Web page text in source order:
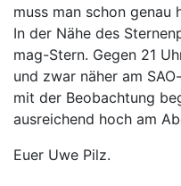
muss man schon genau
In der Nähe des
mag-Stern. Gegen 21
und zwar näher am
mit der Beobachtung
ausreichend hoch am
Euer Uwe Pilz.